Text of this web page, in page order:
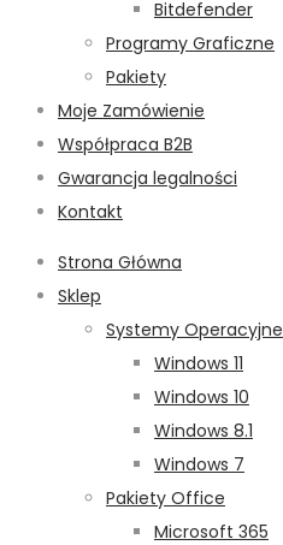
Bitdefender
Programy Graficzne
Pakiety
Moje Zamówienie
Współpraca B2B
Gwarancja legalności
Kontakt
Strona Główna
Sklep
Systemy Operacyjne
Windows 11
Windows 10
Windows 8.1
Windows 7
Pakiety Office
Microsoft 365